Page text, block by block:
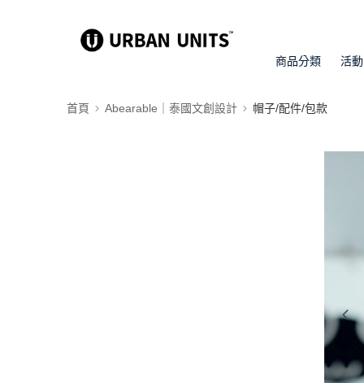
商品分類 活動
首頁 Abearable｜泰國文創設計 帽子/配件/包款